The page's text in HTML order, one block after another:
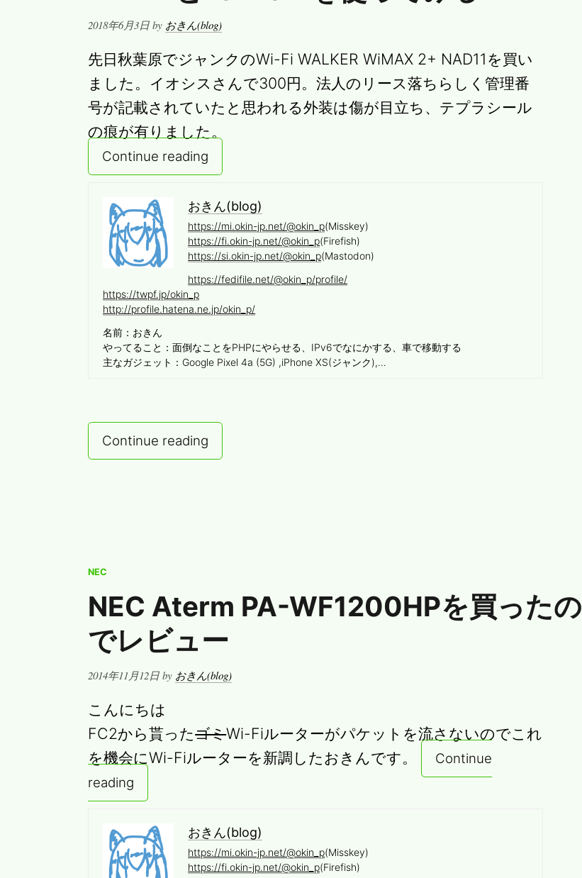
Posted
2018年6月3日 by おきん(blog)
先日秋葉原でジャンクのWi-Fi WALKER WiMAX 2+ NAD11を買い
ました。イオシスさんで300円。法人のリース落ちらしく管理番
号が記載されていたと思われる外装は傷が目立ち、テプラシール
の痕が有りました。
Continue reading
おきん(blog)
https://mi.okin-jp.net/@okin_p(Misskey)
https://fi.okin-jp.net/@okin_p(Firefish)
https://si.okin-jp.net/@okin_p(Mastodon)
https://fedifile.net/@okin_p/profile/
https://twpf.jp/okin_p
http://profile.hatena.ne.jp/okin_p/
名前：おきん
やってること：面倒なことをPHPにやらせる、IPv6でなにかする、車で移動する
主なガジェット：Google Pixel 4a (5G) ,iPhone XS(ジャンク),…
Continue reading300
円
NAD11
IIJmio
を
っ
て
み
NEC
NEC Aterm PA-WF1200HPを買ったの
でレビュー
Posted
2014年11月12日 by おきん(blog)
こんにちは
FC2から貰ったゴミWi-Fiルーターがパケットを流さないのでこれ
を機会にWi-Fiルーターを新調したおきんです。
Continue
reading
おきん(blog)
https://mi.okin-jp.net/@okin_p(Misskey)
https://fi.okin-jp.net/@okin_p(Firefish)